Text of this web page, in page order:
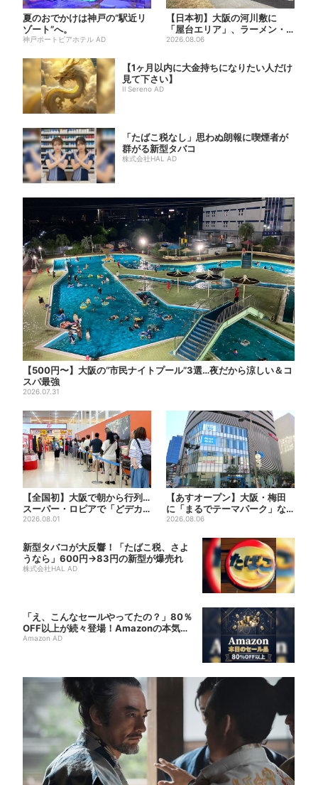
夏のおでかけは神戸の”駅近リ
ゾート”へ。
神戸ポートピアホテル AD
【日本初】大阪の河川敷に
「屋台エリア」、ラーメン・
焼肉・しゃぶしゃぶ・カフェ
2026.08.06
【1ヶ月以内に大金持ちになりたい人だけ
見て下さい】
Il Sereno AD
「たばこ税なし」思わぬ朗報に喫煙者が
群がる新型タバコ
株式会社HAL AD
【500円〜】大阪の“市民ナイトプール”3選…夜だから涼しい＆コ
スパ最強
2026.07.31
【全国初】大阪で朝から行列…
スーパー・ロピアで「どデカ
抽選会」、開始30分で“1...
2026.08.01
【あすオープン】大阪・梅田
に「まるでテーマパーク」な
巨大スポーツ店、461ブラン...
2026.08.06
新型タバコが大反響！「たばこ税、さよ
うなら」600円→83円の新型が爆売れ
株式会社HAL AD
「え、こんなセールやってたの？」80％
OFF以上が続々登場！Amazonの本気
が...
Amazon AD